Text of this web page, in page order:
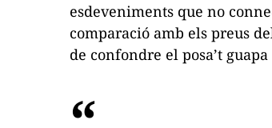
esdeveniments que no
comparació amb els preus
de confondre el posa’t guapa